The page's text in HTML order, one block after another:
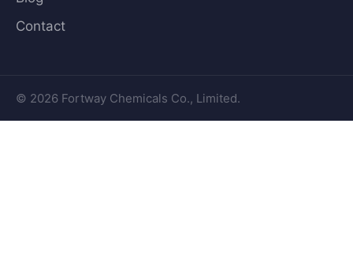
Contact
© 2026 Fortway Chemicals Co., Limited.